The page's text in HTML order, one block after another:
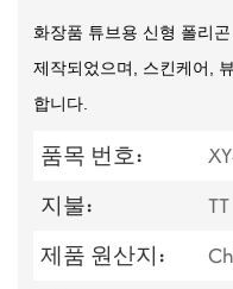
화장품 튜브용 신형 폴리
제작되었으며, 스킨케어,
합니다.
품목 번호:
지불:
TT
제품 원산지: